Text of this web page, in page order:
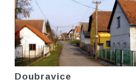
Doubravice